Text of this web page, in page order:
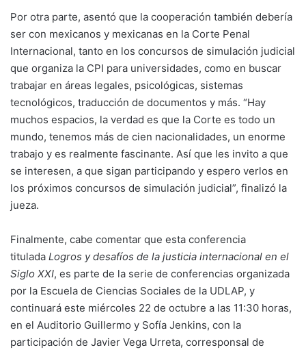
Por otra parte, asentó que la cooperación también debería
ser con mexicanos y mexicanas en la Corte Penal
Internacional, tanto en los concursos de simulación judicial
que organiza la CPI para universidades, como en buscar
trabajar en áreas legales, psicológicas, sistemas
tecnológicos, traducción de documentos y más. “Hay
muchos espacios, la verdad es que la Corte es todo un
mundo, tenemos más de cien nacionalidades, un enorme
trabajo y es realmente fascinante. Así que les invito a que
se interesen, a que sigan participando y espero verlos en
los próximos concursos de simulación judicial”, finalizó la
jueza.
Finalmente, cabe comentar que esta conferencia
titulada Logros y desafíos de la justicia internacional en el
Siglo XXI, es parte de la serie de conferencias organizada
por la Escuela de Ciencias Sociales de la UDLAP, y
continuará este miércoles 22 de octubre a las 11:30 horas,
en el Auditorio Guillermo y Sofía Jenkins, con la
participación de Javier Vega Urreta, corresponsal de